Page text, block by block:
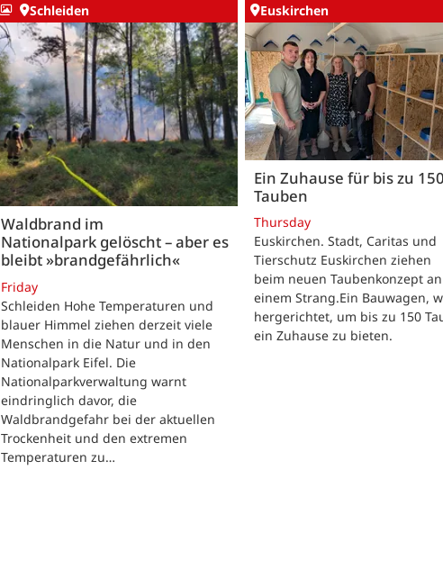
Schleiden
Waldbrand im
Nationalpark gelöscht – aber es
bleibt »brandgefährlich«
Friday
Schleiden Hohe Temperaturen und
blauer Himmel ziehen derzeit viele
Menschen in die Natur und in den
Nationalpark Eifel. Die
Nationalparkverwaltung warnt
eindringlich davor, die
Waldbrandgefahr bei der aktuellen
Trockenheit und den extremen
Temperaturen zu…
Euskirchen
Ein Zuhause für bis zu
Tauben
Thursday
Euskirchen. Stadt, Caritas und
Tierschutz Euskirchen ziehen
beim neuen Taubenkonzept an
einem Strang.Ein Bauwagen,
hergerichtet, um bis zu 150
ein Zuhause zu bieten.